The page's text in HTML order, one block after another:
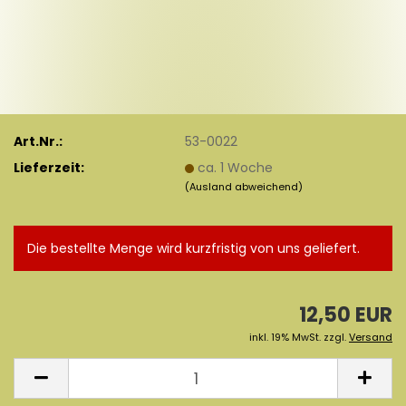
Art.Nr.:
53-0022
Lieferzeit:
ca. 1 Woche
(Ausland abweichend)
Die bestellte Menge wird kurzfristig von uns geliefert.
12,50 EUR
inkl. 19% MwSt. zzgl.Versand